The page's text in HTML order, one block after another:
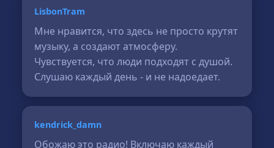
LisbonTram
Мне нравится, что здесь не просто крутят
музыку, а создают атмосферу.
Чувствуется, что люди подходят с душой.
Слушаю каждый день - и не надоедает.
kendrick_damn
Обожаю это радио! Включаю каждый